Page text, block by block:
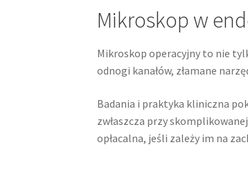
Mikroskop w
Mikroskop operacyjny to nie
odnogi kanałów, złamane
Badania i praktyka kliniczna
zwłaszcza przy
opłacalna, jeśli zależy im na